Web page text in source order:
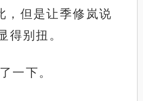
，但是让季修岚说
得别扭。
一下。